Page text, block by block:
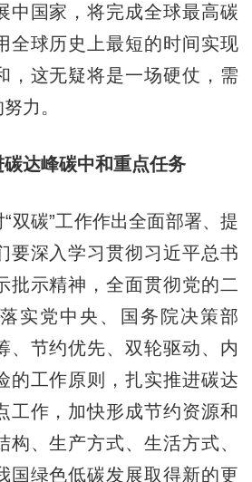
中国家，将完成全球最高碳
全球历史上最短的时间实现
，这无疑将是一场硬仗，需
力。
达峰碳中和重点任务
碳”工作作出全面部署、提
要深入学习贯彻习近平总书
批示精神，全面贯彻党的二
实党中央、国务院决策部
、节约优先、双轮驱动、内
的工作原则，扎实推进碳达
工作，加快形成节约资源和
构、生产方式、生活方式、
国绿色低碳发展取得新的更